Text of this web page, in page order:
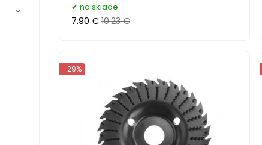
na sklade
7.90 € 10.23 €
- 29%